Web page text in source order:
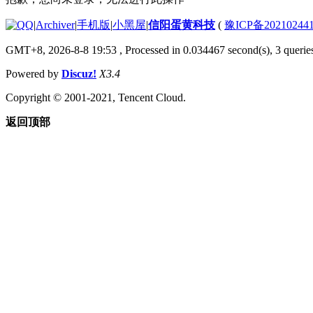
|Archiver|手机版|小黑屋|信阳蛋黄科技 ( 豫ICP备
GMT+8, 2026-8-8 19:53 , Processed in 0.034467 second(s), 3
Powered by Discuz! X3.4
Copyright © 2001-2021, Tencent Cloud.
返回顶部